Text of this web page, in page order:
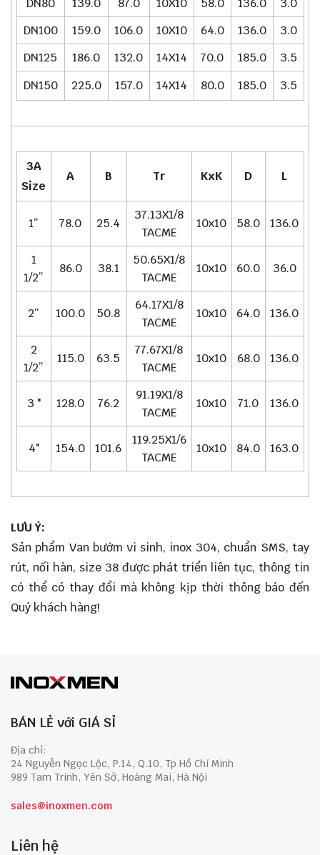
DN80 139.0 87.0 10X10 58.0 136.0
3.0
DN100
159.0 106.0 10X10 64.0 136.0
3.0
DN125
186.0 132.0 14X14 70.0 185.0
3.5
DN150
225.0 157.0 14X14 80.0 185.0 3.5
3A
Size
A B Tr KxK D L
1“ 78.0 25.4
37.13X1/8
TACME
10x10 58.0 136.0
1
1/2”
86.0 38.1
50.65X1/8
TACME
10x10 60.0 36.0
2“ 100.0 50.8
64.17X1/8
TACME
10x10 64.0 136.0
2
1/2”
115.0 63.5
77.67X1/8
TACME
10x10 68.0 136.0
3 " 128.0 76.2
91.19X1/8
TACME
10x10 71.0 136.0
4" 154.0 101.6
119.25X1/6
TACME
10x10 84.0 163.0
LƯU Ý:
Sản phẩm Van bướm vi sinh, inox 304, chuẩn SMS, tay
rút, nối hàn, size 38 được phát triển liên tục, thông tin
có thể có thay đổi mà không kịp thời thông báo đến
Quý khách hàng!
BÁN LẺ với GIÁ SỈ
Địa chỉ:
24 Nguyễn Ngọc Lộc, P.14, Q.10, Tp Hồ Chí Minh
989 Tam Trinh, Yên Sở, Hoàng Mai, Hà Nội
sales@inoxmen.com
Liên hệ